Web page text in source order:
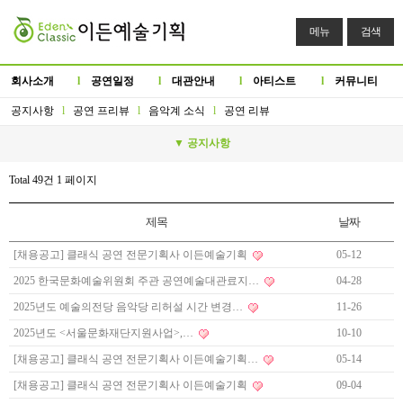
메뉴 검색
회사소개 l 공연일정 l 대관안내 l 아티스트 l 커뮤니티
공지사항 l 공연 프리뷰 l 음악계 소식 l 공연 리뷰
▼ 공지사항
Total 49건 1 페이지
제목 날짜
[채용공고] 클래식 공연 전문기획사 이든예술기획 05-12
2025 한국문화예술위원회 주관 공연예술대관료지… 04-28
2025년도 예술의전당 음악당 리허설 시간 변경… 11-26
2025년도 <서울문화재단지원사업>,… 10-10
[채용공고] 클래식 공연 전문기획사 이든예술기획… 05-14
[채용공고] 클래식 공연 전문기획사 이든예술기획 09-04